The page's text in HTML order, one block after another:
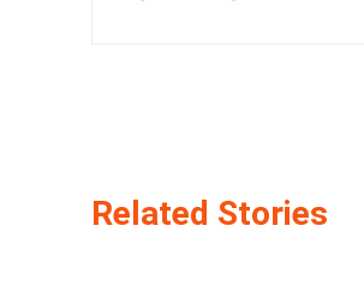
Related Stories